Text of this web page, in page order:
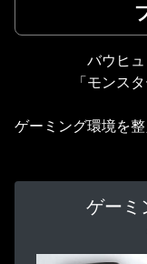
バウヒ
「モンス
ゲーミング環境を
ゲーミ